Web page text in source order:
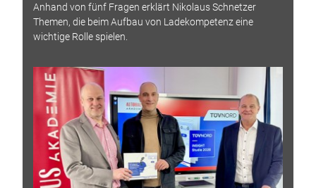
Anhand von fünf Fragen erklärt Nikolaus Schnetzer
Themen, die beim Aufbau von Ladekompetenz eine
wichtige Rolle spielen.